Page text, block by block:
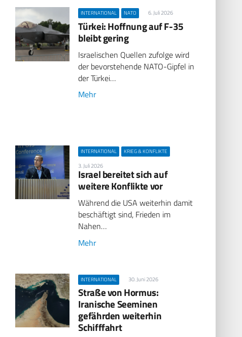
INTERNATIONAL NATO 6. Juli 2026
Türkei: Hoffnung auf F-35
bleibt gering
Israelischen Quellen zufolge wird
der bevorstehende NATO-Gipfel in
der Türkei…
Mehr
INTERNATIONAL KRIEG & KONFLIKTE
3. Juli 2026
Israel bereitet sich auf
weitere Konflikte vor
Während die USA weiterhin damit
beschäftigt sind, Frieden im
Nahen…
Mehr
INTERNATIONAL 30. Juni 2026
Straße von Hormus:
Iranische Seeminen
gefährden weiterhin
Schifffahrt